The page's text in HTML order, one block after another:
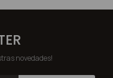
novedades!